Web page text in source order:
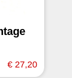
€ 27,20